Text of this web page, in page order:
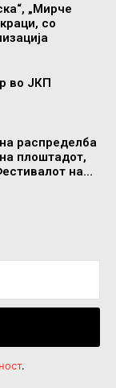
„Мирче
со
во ЈКП
распределба
плоштадот,
на...
.